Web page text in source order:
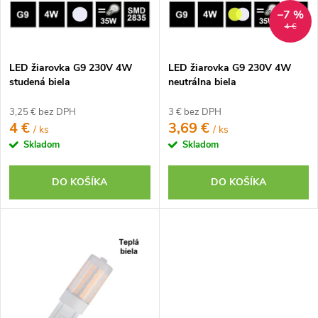
d
k
t
o
v
o
d
k
o
v
LED žiarovka G9 230V 4W
studená biela
3,25 € bez DPH
4 €/ ks
Skladom
DO KOŠÍKA
4 €
–7 %
LED žiarovka G9 230V 4W
neutrálna biela
3 € bez DPH
3,69 €/ ks
Skladom
DO KOŠÍKA